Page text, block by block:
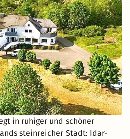
in ruhiger und schöner
steinreicher Stadt: Idar-